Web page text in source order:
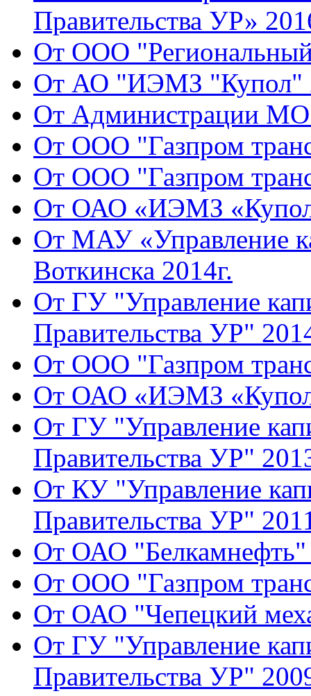
Правительства УР»
От ООО
От АО "ИЭМЗ "Купол"
От Администрации МО
От ООО "Газпром
От ООО "Газпром
От ОАО «ИЭМЗ
От МАУ «Управление
Воткинска 2014г.
От ГУ "Управление
Правительства УР"
От ООО "Газпром
От ОАО «ИЭМЗ
От ГУ "Управление
Правительства УР"
От КУ "Управление
Правительства УР"
От ОАО "Белкамнефть"
От ООО "Газпром
От ОАО "Чепецкий
От ГУ "Управление
Правительства УР"